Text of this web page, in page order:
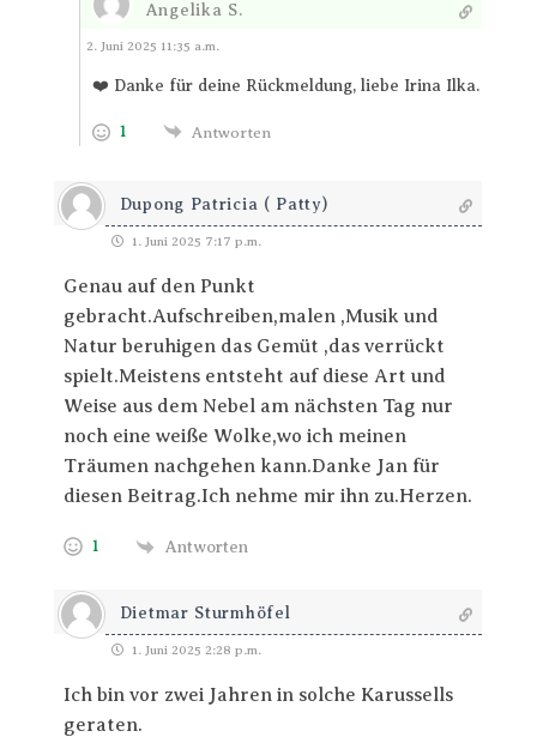
Angelika S.
Antworten
2. Juni 2025 11:35 a.m.
❤️ Danke für deine Rückmeldung, liebe Irina Ilka.
1 Antworten
Dupong Patricia ( Patty)
1. Juni 2025 7:17 p.m.
Genau auf den Punkt
gebracht.Aufschreiben,malen ,Musik und
Natur beruhigen das Gemüt ,das verrückt
spielt.Meistens entsteht auf diese Art und
Weise aus dem Nebel am nächsten Tag nur
noch eine weiße Wolke,wo ich meinen
Träumen nachgehen kann.Danke Jan für
diesen Beitrag.Ich nehme mir ihn zu.Herzen.
1 Antworten
Dietmar Sturmhöfel
1. Juni 2025 2:28 p.m.
Ich bin vor zwei Jahren in solche Karussells
geraten.